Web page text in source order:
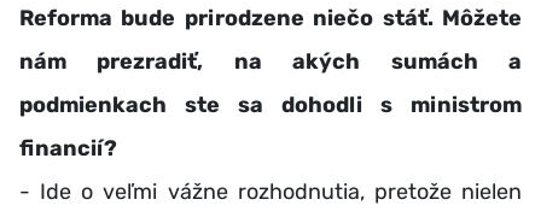
Reforma bude prirodzene niečo stáť. Môžete
nám prezradiť, na akých sumách a
podmienkach ste sa dohodli s ministrom
financií?
- Ide o veľmi vážne rozhodnutia, pretože nielen